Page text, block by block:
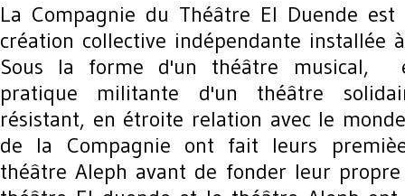
La Compagnie du Théâtre El Duende
création collective indépendante installée
Sous la forme d'un théâtre musical,
pratique militante d'un théâtre
résistant, en étroite relation avec le
de la Compagnie ont fait leurs
théâtre Aleph avant de fonder leur propre